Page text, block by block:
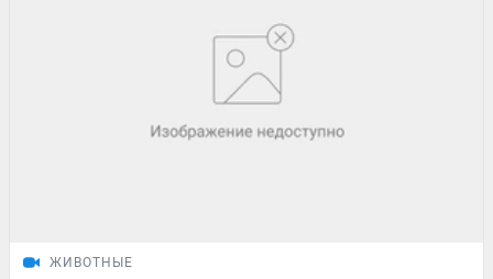
ЖИВОТНЫЕ